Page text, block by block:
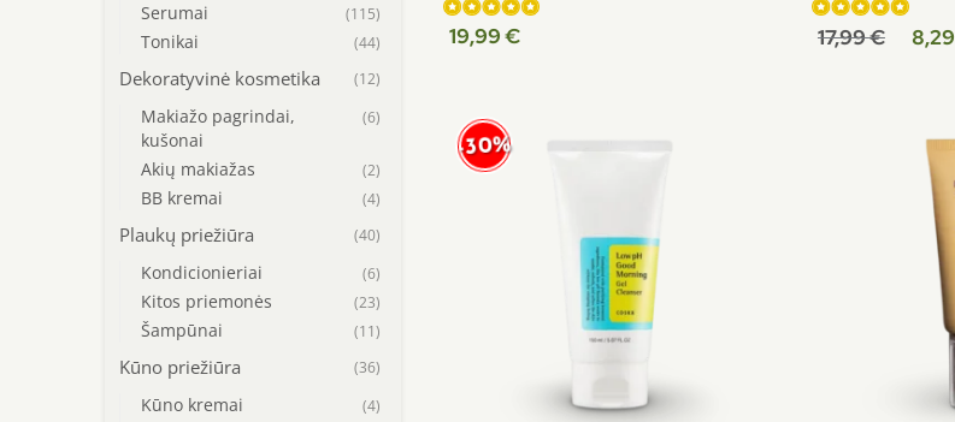
Įvertinimas:
19,99€
Įvertinimas:
17,99€ 8,29
-30%
Serumai (115)
Tonikai (44)
Dekoratyvinė kosmetika (12)
Makiažo pagrindai,
kušonai
(6)
Akių makiažas (2)
BB kremai (4)
Plaukų priežiūra (40)
Kondicionieriai (6)
Kitos priemonės (23)
Šampūnai (11)
Kūno priežiūra (36)
Kūno kremai (4)